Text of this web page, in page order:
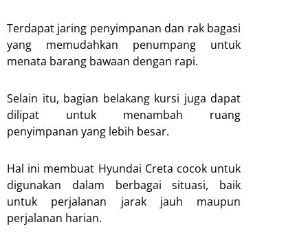
Terdapat jaring penyimpanan dan rak bagasi
yang memudahkan penumpang untuk
menata barang bawaan dengan rapi.
Selain itu, bagian belakang kursi juga dapat
dilipat untuk menambah ruang
penyimpanan yang lebih besar.
Hal ini membuat Hyundai Creta cocok untuk
digunakan dalam berbagai situasi, baik
untuk perjalanan jarak jauh maupun
perjalanan harian.